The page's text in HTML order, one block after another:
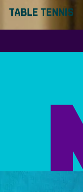
TABLE TENNIS